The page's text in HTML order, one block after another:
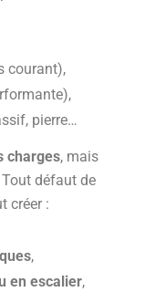
courant),
pierre…
charges, mais
défaut de
créer :
,
en escalier,